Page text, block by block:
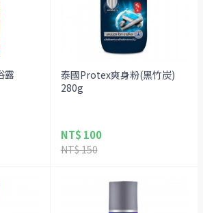
露
泰國Protex爽身粉(黑竹炭)
280g
NT$ 100
NT$ 150